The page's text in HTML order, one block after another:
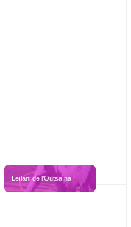
Leïlani de l’Outsaïna